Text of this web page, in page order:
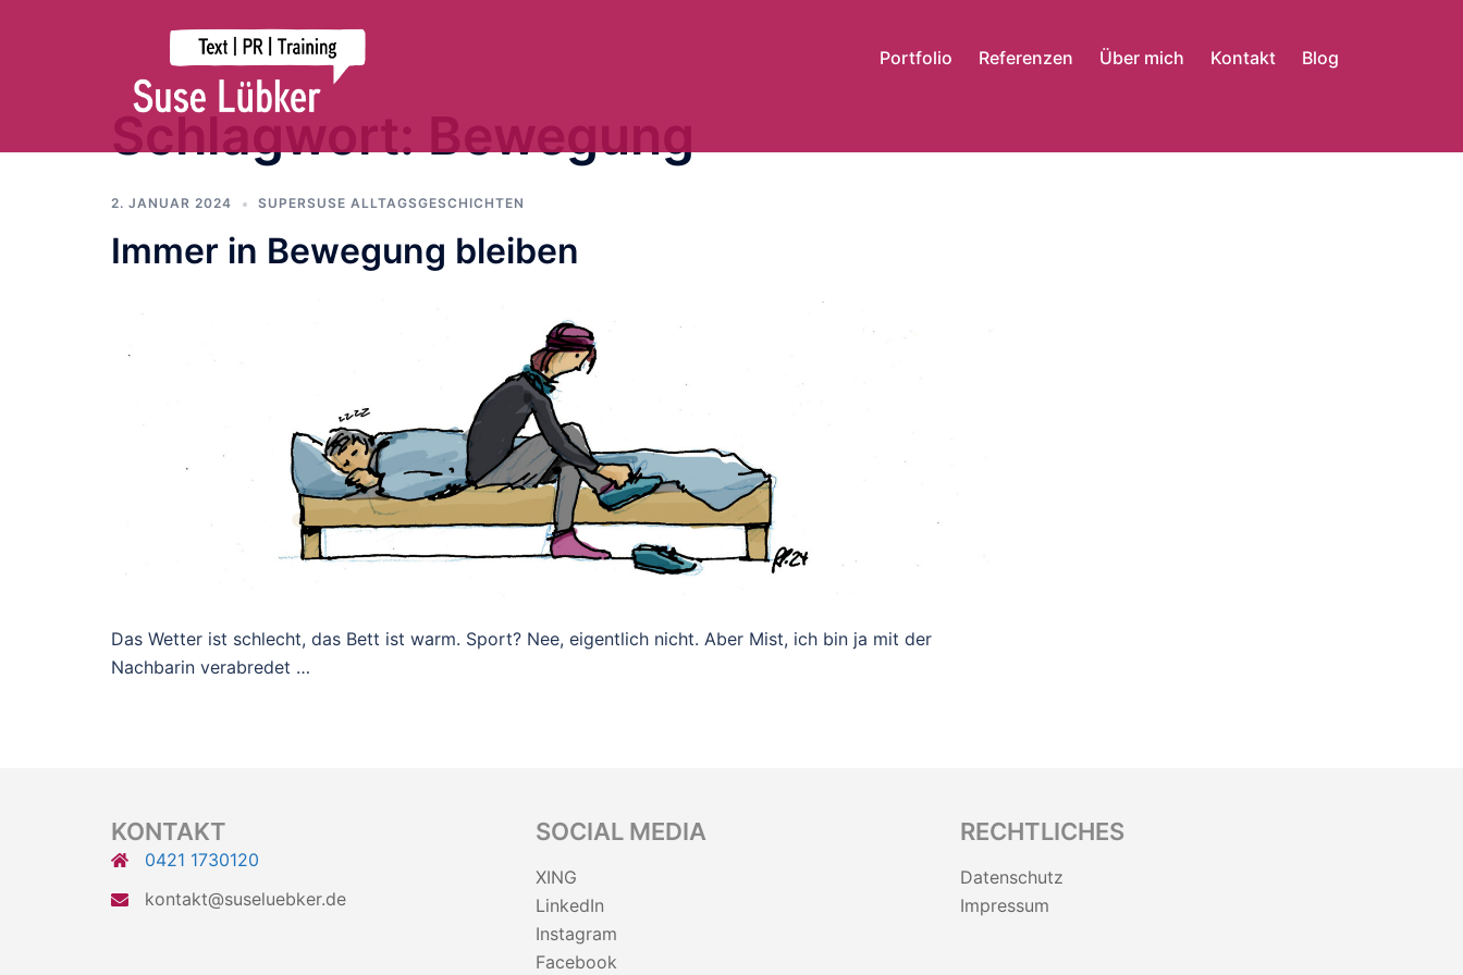
Portfolio Referenzen Über mich Kontakt Blog
Schlagwort:Bewegung
2. JANUAR 2024 SUPERSUSE ALLTAGSGESCHICHTEN
Immer in Bewegung bleiben
Das Wetter ist schlecht, das Bett ist warm. Sport? Nee, eigentlich nicht. Aber Mist, ich bin ja mit der
Nachbarin verabredet …
KONTAKT
0421 1730120
kontakt@suseluebker.de
SOCIAL MEDIA
XING
LinkedIn
Instagram
Facebook
RECHTLICHES
Datenschutz
Impressum